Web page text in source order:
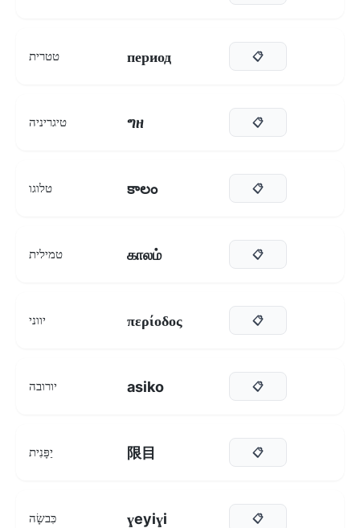
טטרית период 📋
טיגריניה ግዘ 📋
טלוגו కాలం 📋
טמילית காலம் 📋
יווני περίοδος 📋
יורובה asiko 📋
יַפָּנִית 限目 📋
כִּבשָׂה ɣeyiɣi 📋